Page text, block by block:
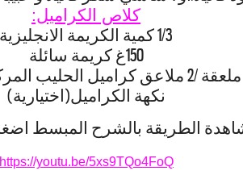
كلاص الكراميل:
1/3 كمية الكريمة الانجليزية
150غ كريمة سائلة
ملعقة /2 ملاعق كراميل الحليب المركز المحلى
نكهة الكراميل(اختيارية)
الطريقة بالشرح المبسط
https://youtu.be/5xs9TQo4FoQ